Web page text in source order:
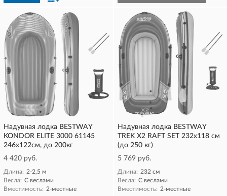
Надувная лодка BESTWAY
KONDOR ELITE 3000 61145
246х122см, до 200кг
4 420 руб.
Длина: 2-2,5 м
Весла: С веслами
Вместимость: 2-местные
Надувная лодка BESTWAY
TREK X2 RAFT SET 232х118 см
(до 250 кг)
5 769 руб.
Длина: 232 см
Весла: С веслами
Вместимость: 2-местные